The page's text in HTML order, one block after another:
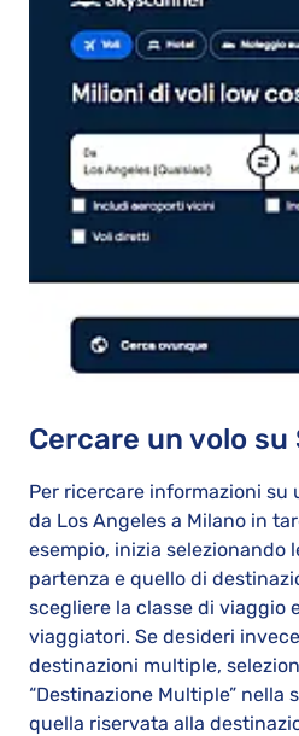
Cercare un volo
Per ricercare informazioni su
da Los Angeles a Milano in
esempio, inizia selezionando
partenza e quello di
scegliere la classe di viaggio
viaggiatori. Se desideri
destinazioni multiple,
“Destinazione Multiple” nella
quella riservata alla